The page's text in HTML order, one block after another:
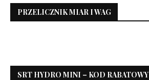
PRZELICZNIK MIAR I WAG
SRT HYDRO MINI – KOD RABATOWY